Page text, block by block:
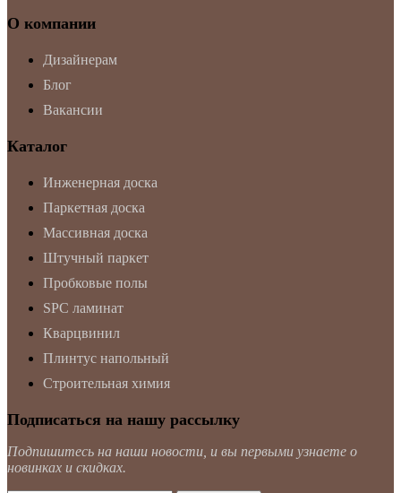
О компании
Дизайнерам
Блог
Вакансии
Каталог
Инженерная доска
Паркетная доска
Массивная доска
Штучный паркет
Пробковые полы
SPC ламинат
Кварцвинил
Плинтус напольный
Строительная химия
Подписаться на нашу рассылку
Подпишитесь на наши новости, и вы первыми узнаете о
новинках и скидках.